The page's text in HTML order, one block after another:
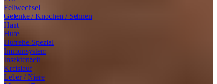
Fellwechsel
Gelenke / Knochen / Sehnen
Haut
Hufe
Hufrehe-Spezial
Immunsystem
Insektenzeit
Kreislauf
Leber / Niere